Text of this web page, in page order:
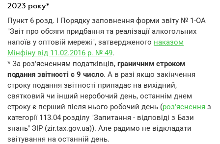
2023 року*
Пункт 6 розд. I Порядку заповнення форми звіту № 1-ОА
"Звіт про обсяги придбання та реалізації алкогольних
напоїв у оптовій мережі", затвердженого наказом
Мінфіну від 11.02.2016 р. № 49.
* За роз'ясненням податківців, граничним строком
подання звітності є 9 число. А в разі якщо закінчення
строку подання звітності припадає на вихідний,
святковий чи інший неробочий день, останнім днем
строку є перший після нього робочий день (роз'яснення з
категорії 113.04 розділу "Запитання - відповіді з Бази
знань" ЗІР (zir.tax.gov.ua)). Але радимо не відкладати
звітування на останній день.